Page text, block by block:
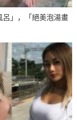
呂」，「絕美泡湯畫